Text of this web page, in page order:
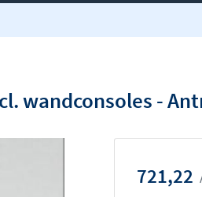
wandconsoles -
721,22